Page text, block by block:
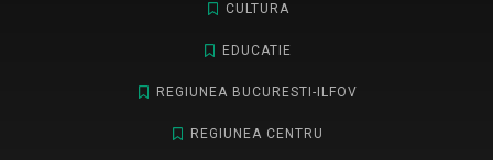
CULTURA
EDUCATIE
REGIUNEA BUCURESTI-ILFOV
REGIUNEA CENTRU